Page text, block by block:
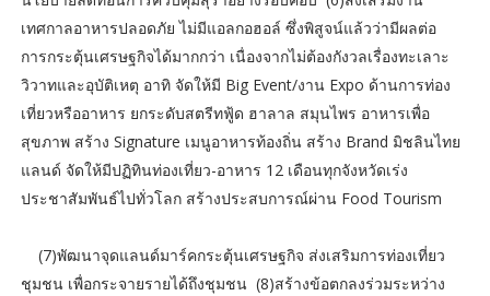
เทศกาลอาหารปลอดภัย ไม่มีแอลกอฮอล์ ซึ่งพิสูจน์แล้วว่ามีผลต่อ
การกระตุ้นเศรษฐกิจได้มากกว่า เนื่องจากไม่ต้องกังวลเรื่องทะเลาะ
วิวาทและอุบัติเหตุ อาทิ จัดให้มี Big Event/งาน Expo ด้านการท่อง
เที่ยวหรืออาหาร ยกระดับสตรีทฟู้ด ฮาลาล สมุนไพร อาหารเพื่อ
สุขภาพ สร้าง Signature เมนูอาหารท้องถิ่น สร้าง Brand มิชลินไทย
แลนด์ จัดให้มีปฏิทินท่องเที่ยว-อาหาร 12 เดือนทุกจังหวัดเร่ง
ประชาสัมพันธ์ไปทั่วโลก สร้างประสบการณ์ผ่าน Food Tourism
(7)พัฒนาจุดแลนด์มาร์คกระตุ้นเศรษฐกิจ ส่งเสริมการท่องเที่ยว
ชุมชน เพื่อกระจายรายได้ถึงชุมชน (8)สร้างข้อตกลงร่วมระหว่าง